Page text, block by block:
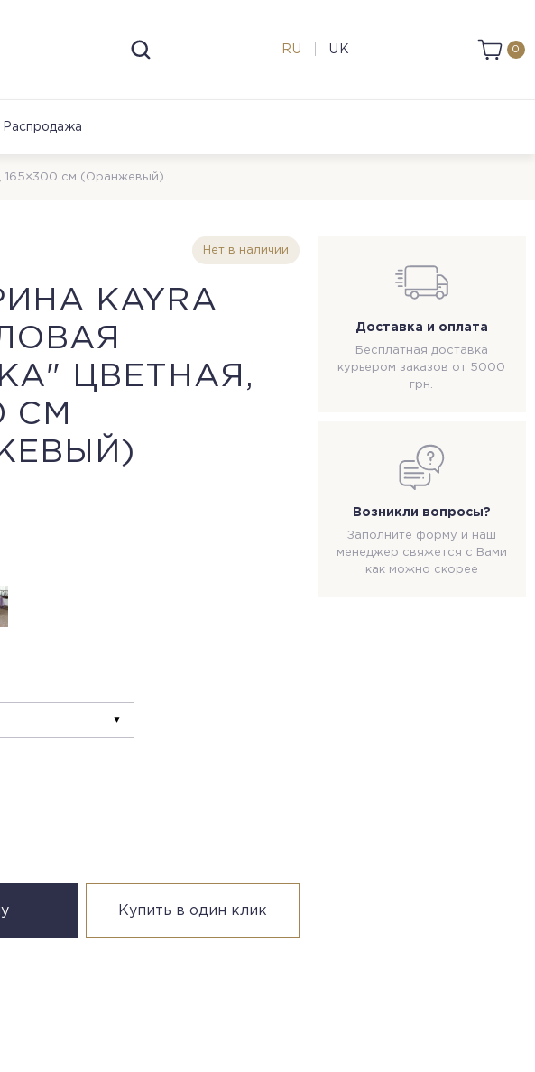
RU UK 0
Распродажа
165×300 cм (Оранжевый)
Нет в наличии
KAYRA
ЦВЕТНАЯ,
CМ
Купить в один клик
Доставка и оплата
Бесплатная доставка
курьером заказов от 5000
грн.
Возникли вопросы?
Заполните форму и наш
менеджер свяжется с Вами
как можно скорее